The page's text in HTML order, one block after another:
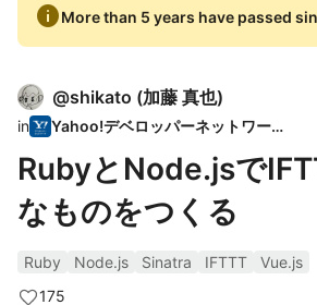
infoMore than 5 years have passed
@shikato (加藤 真也)
in Yahoo!デベロッパーネットワーク
RubyとNode.jsで
なものをつくる
Ruby Node.js Sinatra IFTTT
Vue.js
175